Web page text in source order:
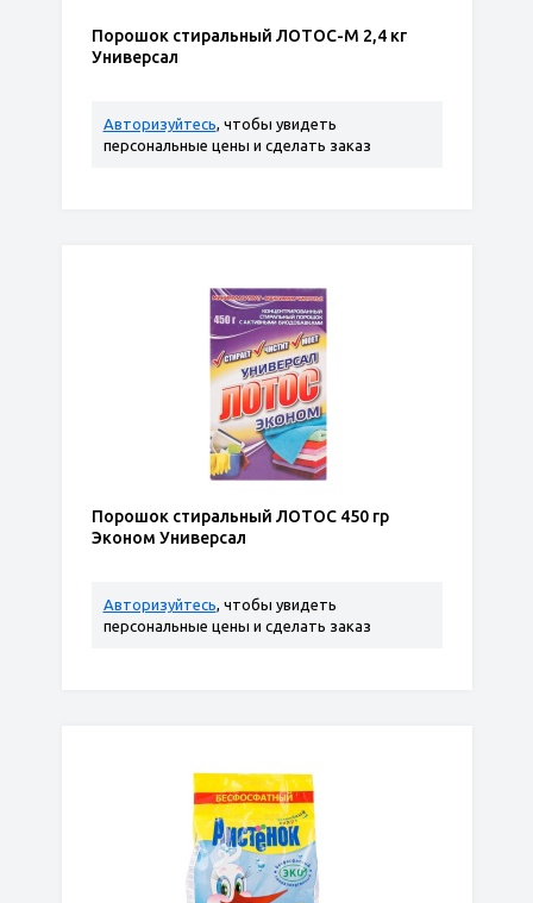
Порошок стиральный ЛОТОС-М 2,4 кг
Универсал
Авторизуйтесь, чтобы увидеть
персональные цены и сделать заказ
Порошок стиральный ЛОТОС 450 гр
Эконом Универсал
Авторизуйтесь, чтобы увидеть
персональные цены и сделать заказ